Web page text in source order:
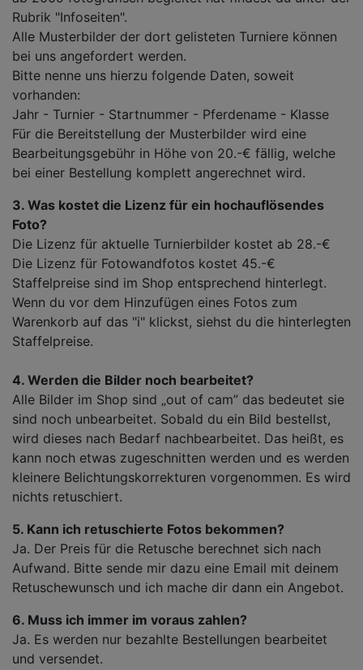
Rubrik "Infoseiten".
Alle Musterbilder der dort gelisteten Turniere können
bei uns angefordert werden.
Bitte nenne uns hierzu folgende Daten, soweit
vorhanden:
Jahr - Turnier - Startnummer - Pferdename - Klasse
Für die Bereitstellung der Musterbilder wird eine
Bearbeitungsgebühr in Höhe von 20.-€ fällig, welche
bei einer Bestellung komplett angerechnet wird.
3. Was kostet die Lizenz für ein hochauflösendes
Foto?
Die Lizenz für aktuelle Turnierbilder kostet ab 28.-€
Die Lizenz für Fotowandfotos kostet 45.-€
Staffelpreise sind im Shop entsprechend hinterlegt.
Wenn du vor dem Hinzufügen eines Fotos zum
Warenkorb auf das "i" klickst, siehst du die hinterlegten
Staffelpreise.
4. Werden die Bilder noch bearbeitet?
Alle Bilder im Shop sind „out of cam” das bedeutet sie
sind noch unbearbeitet. Sobald du ein Bild bestellst,
wird dieses nach Bedarf nachbearbeitet. Das heißt, es
kann noch etwas zugeschnitten werden und es werden
kleinere Belichtungskorrekturen vorgenommen. Es wird
nichts retuschiert.
5. Kann ich retuschierte Fotos bekommen?
Ja. Der Preis für die Retusche berechnet sich nach
Aufwand. Bitte sende mir dazu eine Email mit deinem
Retuschewunsch und ich mache dir dann ein Angebot.
6. Muss ich immer im voraus zahlen?
Ja. Es werden nur bezahlte Bestellungen bearbeitet
und versendet.